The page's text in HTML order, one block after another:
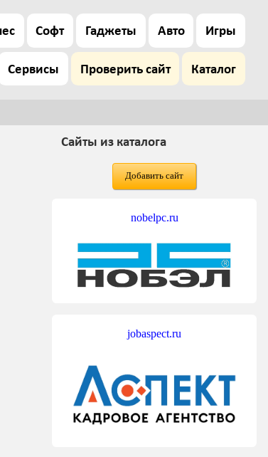
Софт Гаджеты Авто Игры
Сервисы Проверить сайт Каталог
Сайты из каталога
Добавить сайт
nobelpc.ru
jobaspect.ru